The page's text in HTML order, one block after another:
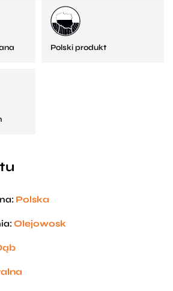
Polski produkt
Polska
Olejowosk